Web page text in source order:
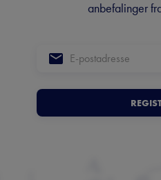
anbefalinger